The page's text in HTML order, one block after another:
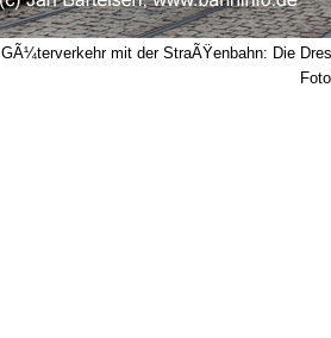
GÃ¼terverkehr mit der StraÃŸenbahn: Die